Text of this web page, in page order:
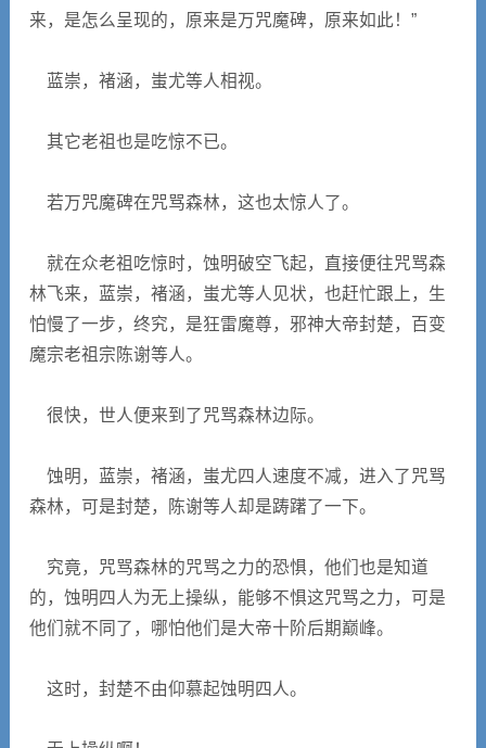
来，是怎么呈现的，原来是万咒魔碑，原来如此！”
蓝崇，褚涵，蚩尤等人相视。
其它老祖也是吃惊不已。
若万咒魔碑在咒骂森林，这也太惊人了。
就在众老祖吃惊时，蚀明破空飞起，直接便往咒骂森
林飞来，蓝崇，褚涵，蚩尤等人见状，也赶忙跟上，生
怕慢了一步，终究，是狂雷魔尊，邪神大帝封楚，百变
魔宗老祖宗陈谢等人。
很快，世人便来到了咒骂森林边际。
蚀明，蓝崇，褚涵，蚩尤四人速度不减，进入了咒骂
森林，可是封楚，陈谢等人却是踌躇了一下。
究竟，咒骂森林的咒骂之力的恐惧，他们也是知道
的，蚀明四人为无上操纵，能够不惧这咒骂之力，可是
他们就不同了，哪怕他们是大帝十阶后期巅峰。
这时，封楚不由仰慕起蚀明四人。